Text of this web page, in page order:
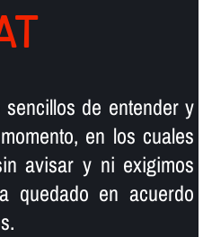
de entender y
en los cuales
avisar y ni exigimos
quedado en acuerdo